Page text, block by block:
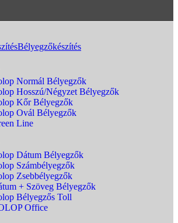
Bélyegzőkészítés
Normál Bélyegzők
Hosszú/Négyzet Bélyegzők
Kőr Bélyegzők
Ovál Bélyegzők
Line
Dátum Bélyegzők
Számbélyegzők
Zsebbélyegzők
+ Szöveg Bélyegzők
Bélyegzős Toll
Office